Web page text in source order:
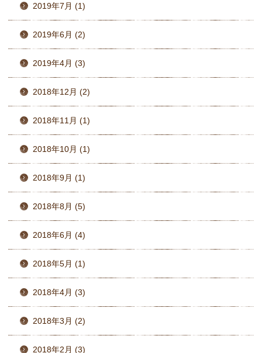
2019年7月 (1)
2019年6月 (2)
2019年4月 (3)
2018年12月 (2)
2018年11月 (1)
2018年10月 (1)
2018年9月 (1)
2018年8月 (5)
2018年6月 (4)
2018年5月 (1)
2018年4月 (3)
2018年3月 (2)
2018年2月 (3)